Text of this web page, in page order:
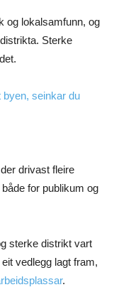
og lokalsamfunn, og
Sterke
byen, seinkar du
drivast fleire
for publikum og
sterke distrikt vart
vedlegg lagt fram,
.